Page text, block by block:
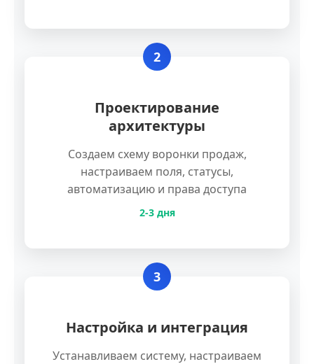
2
Проектирование
архитектуры
Создаем схему воронки продаж,
настраиваем поля, статусы,
автоматизацию и права доступа
2-3 дня
3
Настройка и интеграция
Устанавливаем систему, настраиваем